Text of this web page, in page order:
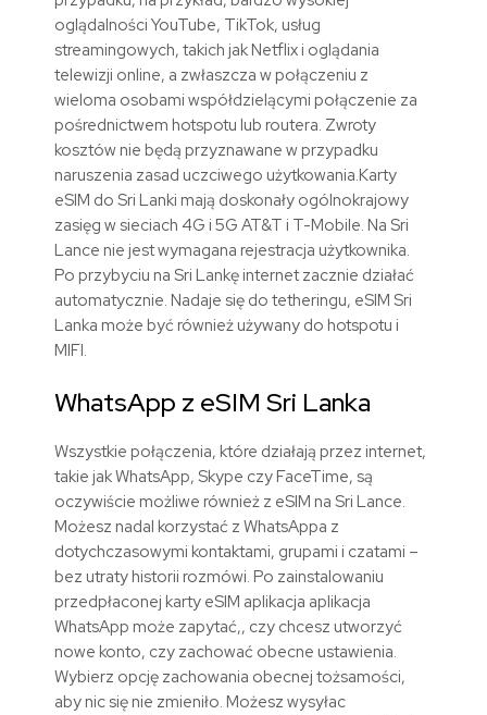
oglądalności YouTube, TikTok, usług
streamingowych, takich jak Netflix i oglądania
telewizji online, a zwłaszcza w połączeniu z
wieloma osobami współdzielącymi połączenie za
pośrednictwem hotspotu lub routera. Zwroty
kosztów nie będą przyznawane w przypadku
naruszenia zasad uczciwego użytkowania.Karty
eSIM do Sri Lanki mają doskonały ogólnokrajowy
zasięg w sieciach 4G i 5G AT&T i T-Mobile. Na Sri
Lance nie jest wymagana rejestracja użytkownika.
Po przybyciu na Sri Lankę internet zacznie działać
automatycznie. Nadaje się do tetheringu, eSIM Sri
Lanka może być również używany do hotspotu i
MIFI.
WhatsApp z eSIM Sri Lanka
Wszystkie połączenia, które działają przez internet,
takie jak WhatsApp, Skype czy FaceTime, są
oczywiście możliwe również z eSIM na Sri Lance.
Możesz nadal korzystać z WhatsAppa z
dotychczasowymi kontaktami, grupami i czatami –
bez utraty historii rozmówi. Po zainstalowaniu
przedpłaconej karty eSIM aplikacja aplikacja
WhatsApp może zapytać,, czy chcesz utworzyć
nowe konto, czy zachować obecne ustawienia.
Wybierz opcję zachowania obecnej tożsamości,
aby nic się nie zmieniło. Możesz wysyłac